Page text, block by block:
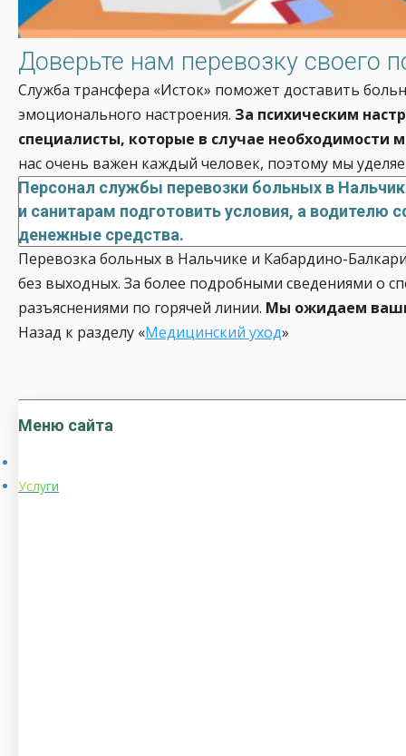
Доверьте нам перевозку своего
Служба трансфера «Исток» поможет доставить
эмоционального настроения. За психическим
специалисты, которые в случае
нас очень важен каждый человек, поэтому мы
Персонал службы перевозки больных в
и санитарам подготовить условия, а
денежные средства.
Перевозка больных в Нальчике и Кабардино-
без выходных. За более подробными сведениями о
разъяснениями по горячей линии. Мы ожидаем
Назад к разделу «Медицинский уход»
Меню сайта
Услуги